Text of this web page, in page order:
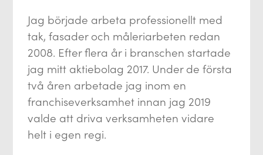
Jag började arbeta professionellt med
tak, fasader och måleriarbeten redan
2008. Efter flera år i branschen startade
jag mitt aktiebolag 2017. Under de första
två åren arbetade jag inom en
franchiseverksamhet innan jag 2019
valde att driva verksamheten vidare
helt i egen regi.